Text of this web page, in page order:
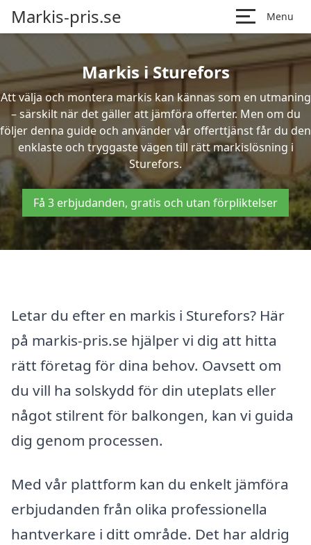
Markis-pris.se Menu
Markis i Sturefors
Att välja och montera markis kan kännas som en utmaning
– särskilt när det gäller att jämföra offerter. Men om du
följer denna guide och använder vår offerttjänst får du den
enklaste och tryggaste vägen till rätt markislösning i
Sturefors.
Få 3 erbjudanden, gratis och utan förpliktelser
Letar du efter en markis i Sturefors? Här
på markis-pris.se hjälper vi dig att hitta
rätt företag för dina behov. Oavsett om
du vill ha solskydd för din uteplats eller
något stilrent för balkongen, kan vi guida
dig genom processen.
Med vår plattform kan du enkelt jämföra
erbjudanden från olika professionella
hantverkare i ditt område. Det har aldrig